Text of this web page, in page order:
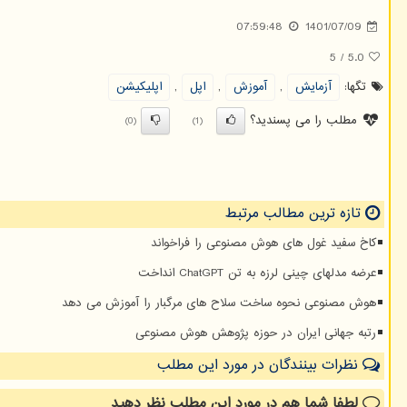
1401/07/09
07:59:48
5.0
/
5
تگها:
آزمایش , آموزش , اپل ,
اپلیكیشن
مطلب را می پسندید؟
(1)
(0)
تازه ترین مطالب مرتبط
کاخ سفید غول های هوش مصنوعی را فراخواند
عرضه مدلهای چینی لرزه به تن ChatGPT انداخت
هوش مصنوعی نحوه ساخت سلاح های مرگبار را آموزش می دهد
رتبه جهانی ایران در حوزه پژوهش هوش مصنوعی
نظرات بینندگان در مورد این مطلب